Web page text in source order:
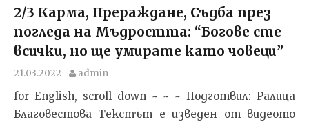
2/3 Карма, Прераждане, Съдба през
погледа на Мъдростта: “Богове сте
всички, но ще умирате като човеци”
21.03.2022 admin
for English, scroll down ~ ~ ~ Подготвил: Ралица
Благовестова Текстът e изведен от видеото